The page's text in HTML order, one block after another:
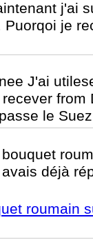
j'ai
Puorqoi je
J'ai
from
le
déjà
roumain